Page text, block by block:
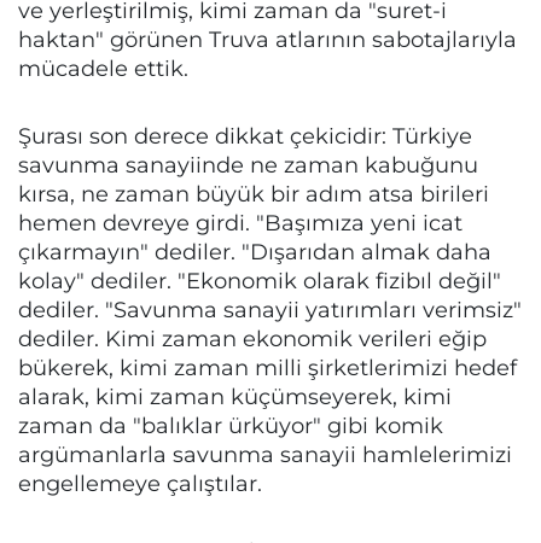
ve yerleştirilmiş, kimi zaman da "suret-i
haktan" görünen Truva atlarının sabotajlarıyla
mücadele ettik.
Şurası son derece dikkat çekicidir: Türkiye
savunma sanayiinde ne zaman kabuğunu
kırsa, ne zaman büyük bir adım atsa birileri
hemen devreye girdi. "Başımıza yeni icat
çıkarmayın" dediler. "Dışarıdan almak daha
kolay" dediler. "Ekonomik olarak fizibıl değil"
dediler. "Savunma sanayii yatırımları verimsiz"
dediler. Kimi zaman ekonomik verileri eğip
bükerek, kimi zaman milli şirketlerimizi hedef
alarak, kimi zaman küçümseyerek, kimi
zaman da "balıklar ürküyor" gibi komik
argümanlarla savunma sanayii hamlelerimizi
engellemeye çalıştılar.